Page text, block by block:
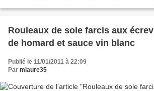
Rouleaux de sole farcis aux
de homard et sauce vin blanc
Publié le 11/01/2011 à 22:09
Par mlaure35